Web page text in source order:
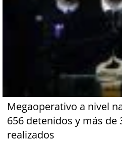
Megaoperativo a nivel
656 detenidos y más
realizados